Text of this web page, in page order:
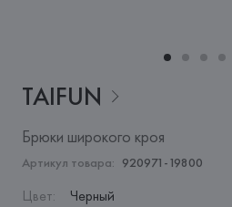
TAIFUN
Брюки широкого кроя
Артикул товара: 920971-19800
Цвет: Черный